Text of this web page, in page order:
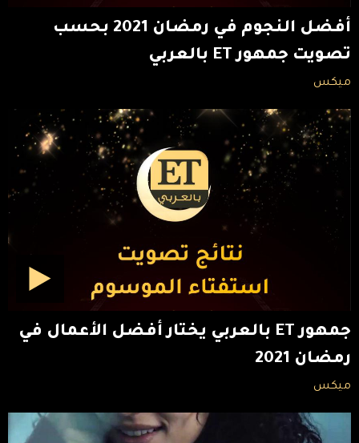
أفضل النجوم في رمضان 2021 بحسب
تصويت جمهور ET بالعربي
ميكس
جمهور ET بالعربي يختار أفضل الأعمال في
رمضان 2021
ميكس